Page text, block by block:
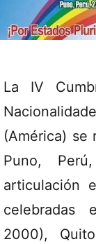
La IV
(América) se
Puno,
articulación
celebradas
2000),